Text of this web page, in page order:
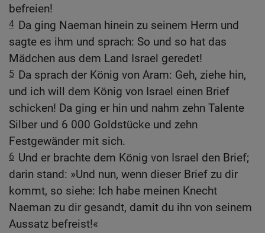
befreien!
4 Da ging Naeman hinein zu seinem Herrn und
sagte es ihm und sprach: So und so hat das
Mädchen aus dem Land Israel geredet!
5 Da sprach der König von Aram: Geh, ziehe hin,
und ich will dem König von Israel einen Brief
schicken! Da ging er hin und nahm zehn Talente
Silber und 6 000 Goldstücke und zehn
Festgewänder mit sich.
6 Und er brachte dem König von Israel den Brief;
darin stand: »Und nun, wenn dieser Brief zu dir
kommt, so siehe: Ich habe meinen Knecht
Naeman zu dir gesandt, damit du ihn von seinem
Aussatz befreist!«